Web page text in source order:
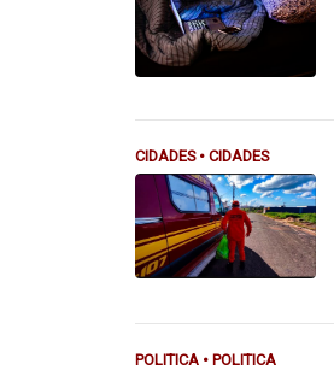
CIDADES • CIDADES
POLITICA • POLITICA